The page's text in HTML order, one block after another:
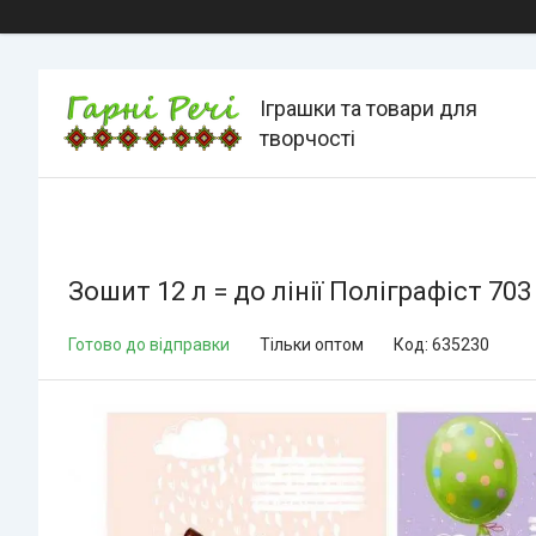
Іграшки та товари для
творчості
Зошит 12 л = до лінії Поліграфіст
Готово до відправки Тільки оптом Код: 635230